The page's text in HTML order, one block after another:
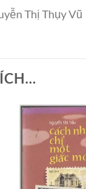
Thị Thụy Vũ